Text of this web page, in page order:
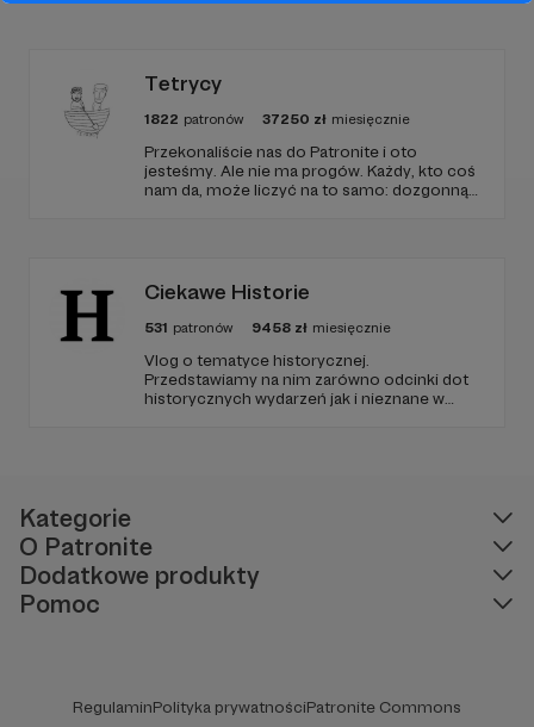
Tetrycy
1822 patronów 37250 zł miesięcznie
Przekonaliście nas do Patronite i oto
jesteśmy. Ale nie ma progów. Każdy, kto coś
nam da, może liczyć na to samo: dozgonną
Ciekawe Historie
531 patronów 9458 zł miesięcznie
Vlog o tematyce historycznej.
Przedstawiamy na nim zarówno odcinki dot
historycznych wydarzeń jak i nieznane w
Kategorie
O Patronite
Dodatkowe produkty
Pomoc
RegulaminPolityka prywatnościPatronite Commons